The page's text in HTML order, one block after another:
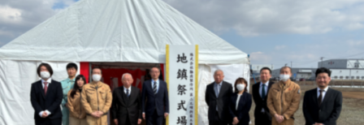
社
式
を
執
り
行
い